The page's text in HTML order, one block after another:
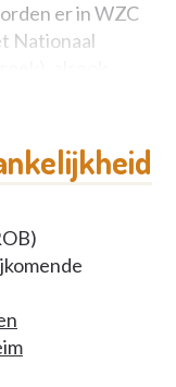
er in WZC
Nationaal
psychiatrische
(Bierbeek)
trachten we
zorg- en
komt aan
én die tevens